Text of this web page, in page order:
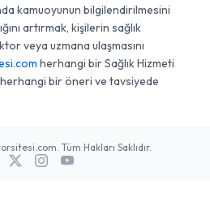
kamuoyunun bilgilendirilmesini
artırmak, kişilerin sağlık
veya uzmana ulaşmasını
herhangi bir Sağlık Hizmeti
herhangi bir öneri ve tavsiyede
Tüm Hakları Saklıdır.